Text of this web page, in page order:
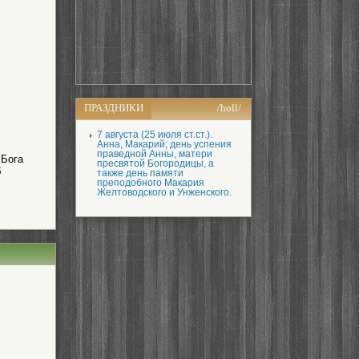
ПРАЗДНИКИ /holl/
7 августа (25 июля ст.ст.).
Анна, Макарий; день успения
праведной Анны, матери
пресвятой Богородицы, а
также день памяти
преподобного Макария
Желтоводского и Унженского.